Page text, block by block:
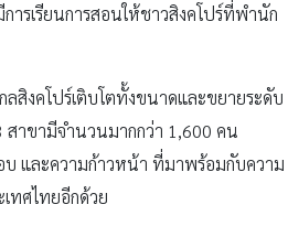
ารเรียนการสอนให้ชาวสิงคโปร์ที่พำนัก
สิงคโปร์เติบโตทั้งขนาดและขยายระดับ
สาขามีจำนวนมากกว่า 1,600 คน
บ และความก้าวหน้า ที่มาพร้อมกับความ
ทศไทยอีกด้วย